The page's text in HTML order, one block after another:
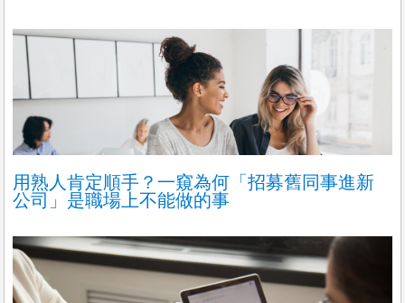
用熟人肯定順手？一窺為何「招募舊同事進新
公司」是職場上不能做的事